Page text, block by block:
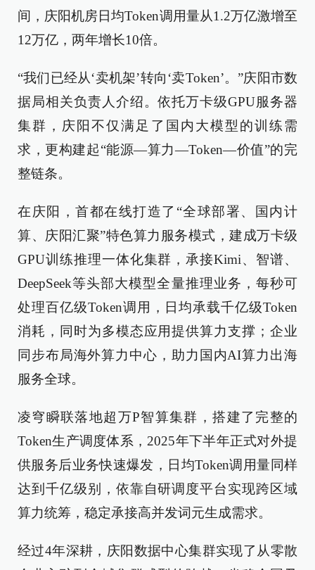
间，庆阳机房日均Token调用量从1.2万亿激增至
12万亿，两年增长10倍。
“我们已经从‘卖机架’转向‘卖Token’。”庆阳市数
据局相关负责人介绍。依托万卡级GPU服务器
集群，庆阳不仅满足了国内大模型的训练需
求，更构建起“能源—算力—Token—价值”的完
整链条。
在庆阳，首都在线打造了“全球部署、国内计
算、庆阳汇聚”特色算力服务模式，建成万卡级
GPU训练推理一体化集群，承接Kimi、智谱、
DeepSeek等头部大模型全量推理业务，每秒可
处理百亿级Token调用，日均承载千亿级Token
消耗，同时为多模态应用提供算力支撑；企业
同步布局海外算力中心，助力国内AI算力出海
服务全球。
凌穹瞬联落地超万P智算集群，搭建了完整的
Token生产调度体系，2025年下半年正式对外提
供服务后业务快速爆发，日均Token调用量同样
达到千亿级别，依靠自研调度平台实现跨区域
算力统筹，稳定承接高并发词元生成需求。
经过4年深耕，庆阳数据中心集群实现了从零散